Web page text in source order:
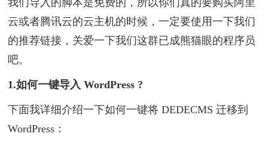
我们导入的脚本是免费的，所以你们真的要购买阿里
云或者腾讯云的云主机的时候，一定要使用一下我们
的推荐链接，关爱一下我们这群已成熊猫眼的程序员
吧。
1.如何一键导入 WordPress ?
下面我详细介绍一下如何一键将 DEDECMS 迁移到
WordPress：